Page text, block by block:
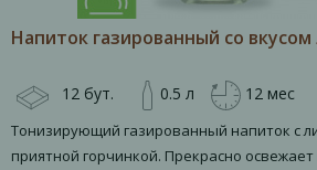
Напиток газированный со
12 бут. 0.5 л 12 мес
Тонизирующий газированный напиток с
приятной горчинкой. Прекрасно